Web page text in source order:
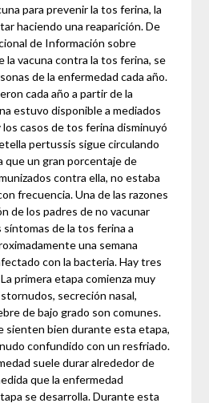
para prevenir la tos ferina, la
haciendo una reaparición. De
de Información sobre
la vacuna contra la tos ferina, se
de la enfermedad cada año.
cada año a partir de la
estuvo disponible a mediados
los casos de tos ferina disminuyó
pertussis sigue circulando
que un gran porcentaje de
contra ella, no estaba
frecuencia. Una de las razones
de los padres de no vacunar
de la tos ferina a
una semana
con la bacteria. Hay tres
primera etapa comienza muy
secreción nasal,
de bajo grado son comunes.
sienten bien durante esta etapa,
confundido con un resfriado.
suele durar alrededor de
que la enfermedad
se desarrolla. Durante esta